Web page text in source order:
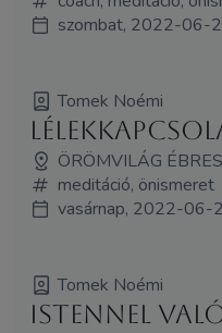
szombat, 2022-06-
Tomek Noémi
ÖRÖMVILÁG
meditáció, önismeret
vasárnap, 2022-06-
Tomek Noémi
Istennel